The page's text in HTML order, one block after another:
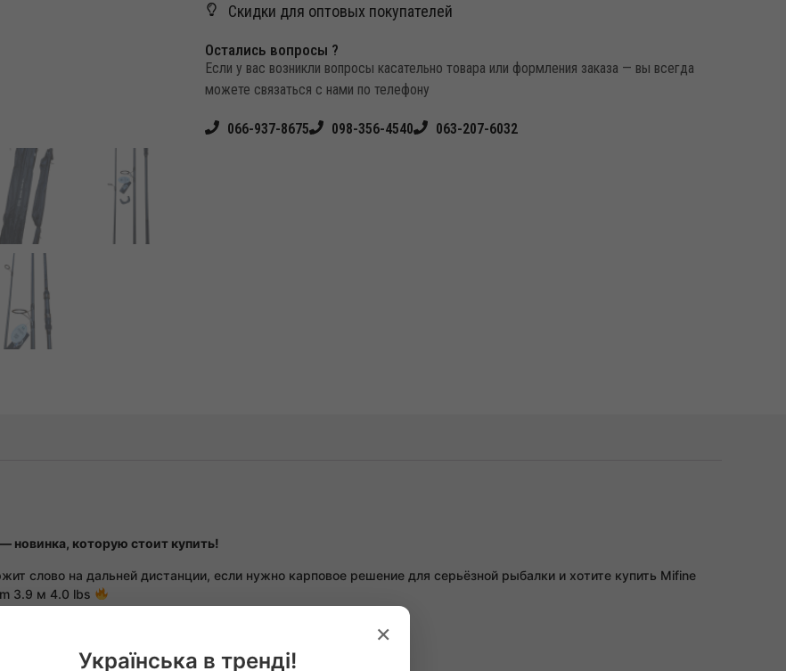
Скидки для оптовых покупателей
Остались вопросы ?
Если у вас возникли вопросы касательно товара или формления заказа — вы всегда
можете связаться с нами по телефону
066-937-8675 098-356-4540 063-207-6032
новинка, которую стоит купить!
слово на дальней дистанции, если нужно карповое решение для серьёзной рыбалки и хотите купить Mifine
3.9 м 4.0 lbs
для тех, кто мыслит трофеями. ×
Українська в тренді!